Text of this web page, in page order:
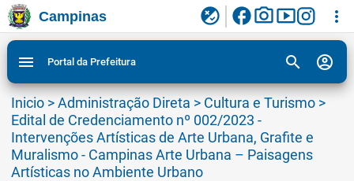
Ir para conteudo
Ir para menu do site da Prefeitura de Campinas
Ligar/Desligar contraste visual de tela para
acessibilidade
3
Campinas flaky facebookphoto_camerasmart_display more_vert
menu Portal da Prefeitura search account_circle
Inicio>Administração Direta > Cultura e Turismo >
Edital de Credenciamento nº 002/2023 -
Intervenções Artísticas de Arte Urbana, Grafite e
Muralismo - Campinas Arte Urbana – Paisagens
Artísticas no Ambiente Urbano